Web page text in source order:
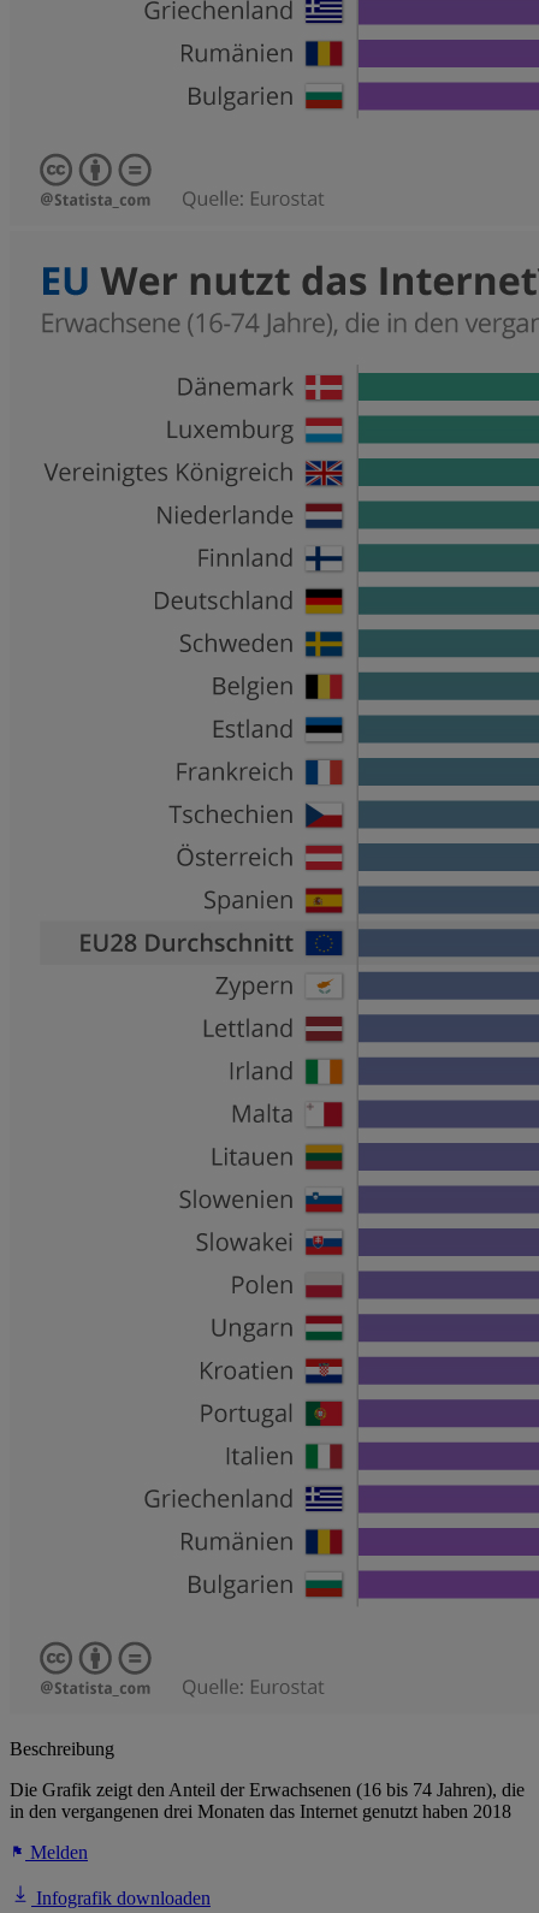
Beschreibung
Die Grafik zeigt den Anteil der Erwachsenen (16 bis 74 Jahren), die
in den vergangenen drei Monaten das Internet genutzt haben 2018
Melden
Infografik downloaden